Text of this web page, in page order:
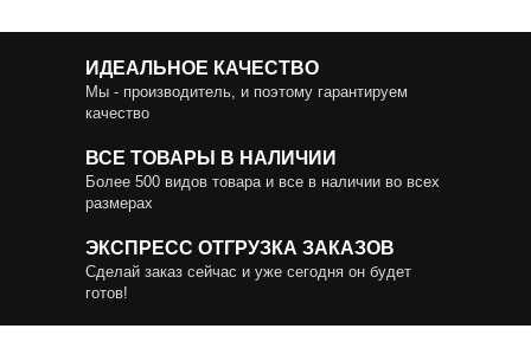
ИДЕАЛЬНОЕ КАЧЕСТВО
Мы - производитель, и поэтому гарантируем
качество
ВСЕ ТОВАРЫ В НАЛИЧИИ
Более 500 видов товара и все в наличии во всех
размерах
ЭКСПРЕСС ОТГРУЗКА ЗАКАЗОВ
Сделай заказ сейчас и уже сегодня он будет
готов!